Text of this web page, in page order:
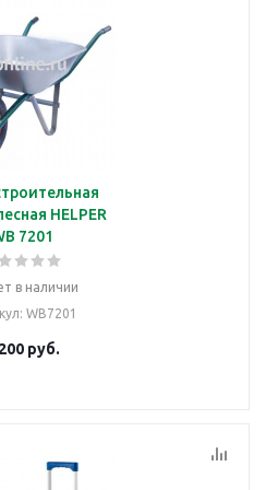
HELPER
7201
в наличии
: WB7201
руб.